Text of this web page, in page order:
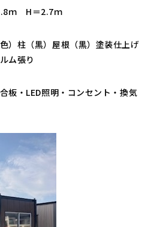
ｍ H＝2.7ｍ
柱（黒）屋根（黒）塗装仕上げ
張り
・LED照明・コンセント・換気